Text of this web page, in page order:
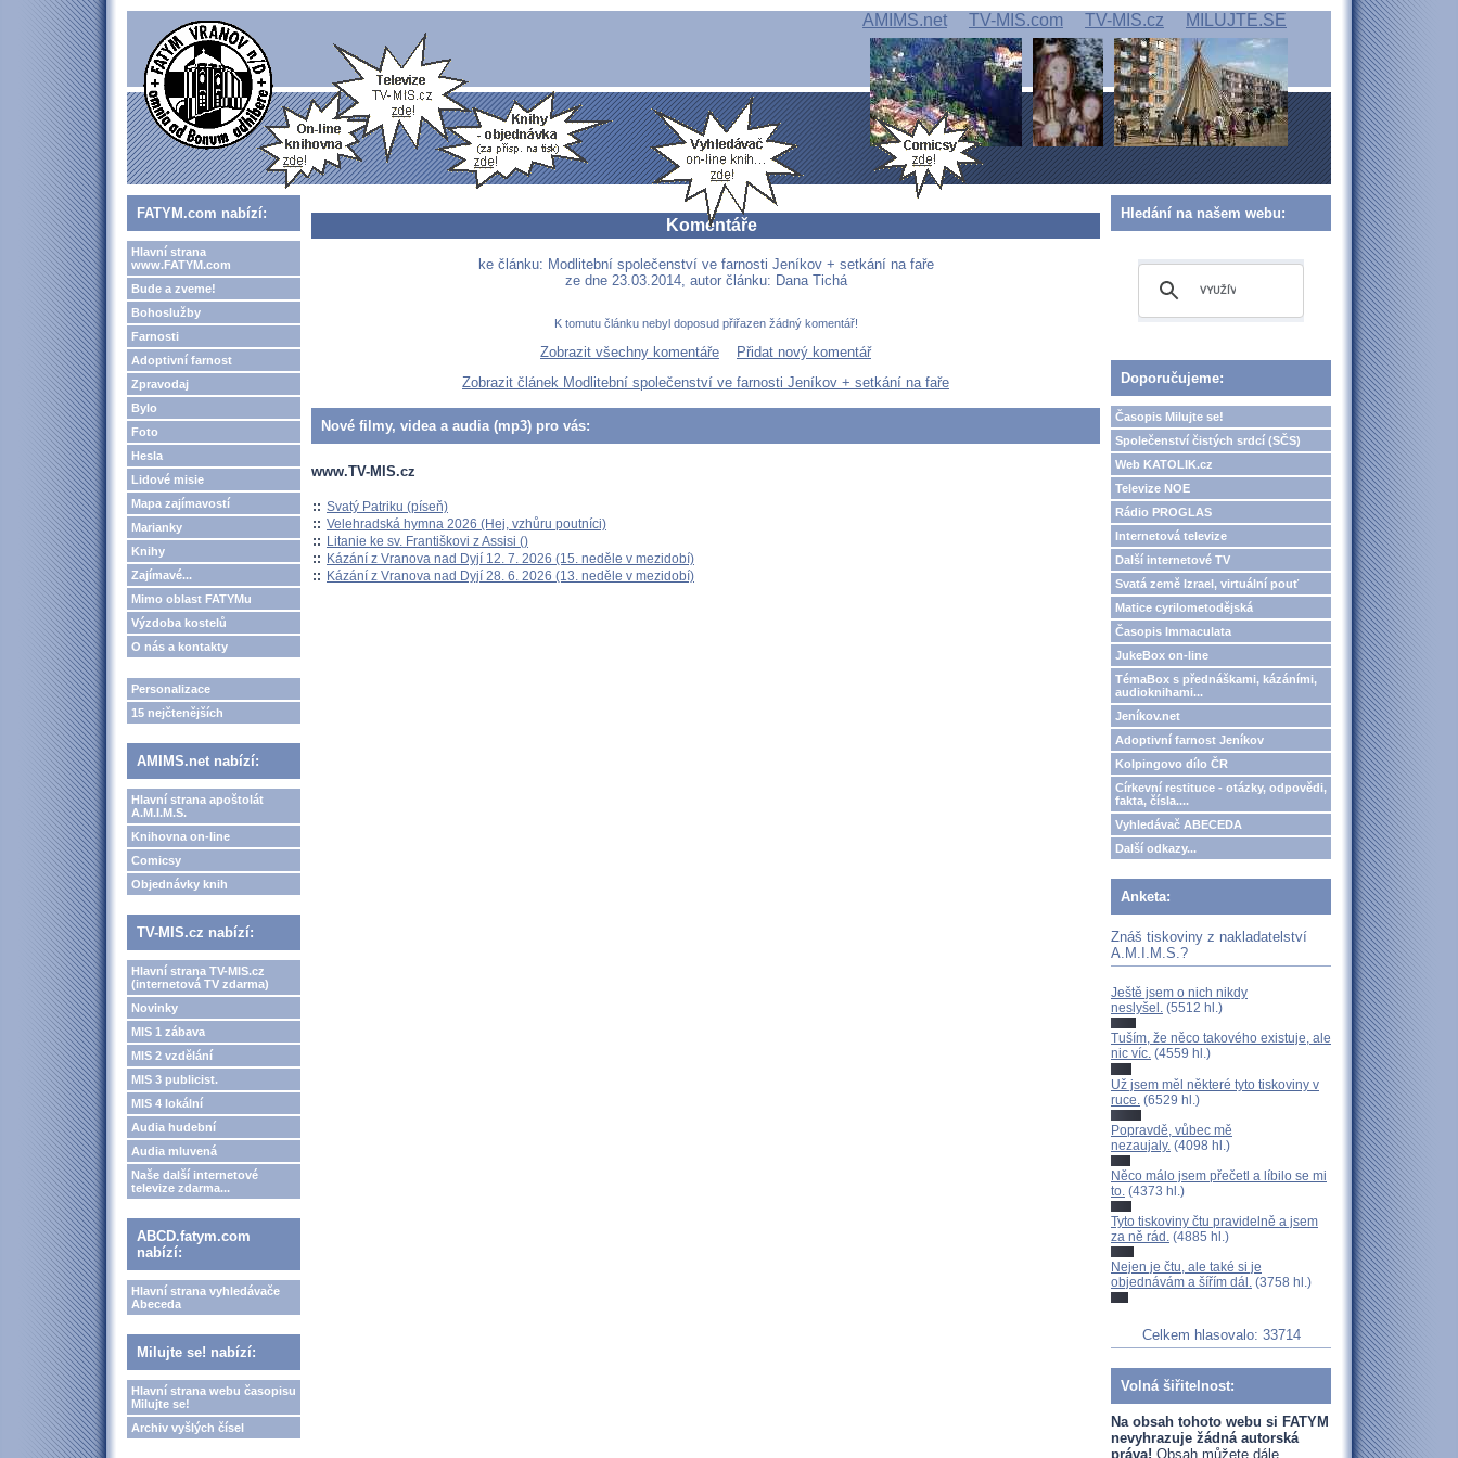
AMIMS.net TV-MIS.com TV-MIS.cz MILUJTE.SE
FATYM.com nabízí:
Hlavní strana
www.FATYM.com
Bude a zveme!
Bohoslužby
Farnosti
Adoptivní farnost
Zpravodaj
Bylo
Foto
Hesla
Lidové misie
Mapa zajímavostí
Marianky
Knihy
Zajímavé...
Mimo oblast FATYMu
Výzdoba kostelů
O nás a kontakty
Personalizace
15 nejčtenějších
AMIMS.net nabízí:
Hlavní strana apoštolát
A.M.I.M.S.
Knihovna on-line
Comicsy
Objednávky knih
TV-MIS.cz nabízí:
Hlavní strana TV-MIS.cz
(internetová TV zdarma)
Novinky
MIS 1 zábava
MIS 2 vzdělání
MIS 3 publicist.
MIS 4 lokální
Audia hudební
Audia mluvená
Naše další internetové
televize zdarma...
ABCD.fatym.com
nabízí:
Hlavní strana vyhledávače
Abeceda
Milujte se! nabízí:
Hlavní strana webu časopisu
Milujte se!
Archiv vyšlých čísel
Komentáře
ke článku: Modlitební společenství ve farnosti Jeníkov + setkání na faře
ze dne 23.03.2014, autor článku: Dana Tichá
K tomutu článku nebyl doposud přiřazen žádný komentář!
Zobrazit všechny komentáře
Přidat nový komentář
Zobrazit článek Modlitební společenství ve farnosti Jeníkov + setkání na faře
Nové filmy, videa a audia (mp3) pro vás:
www.TV-MIS.cz
:: Svatý Patriku (píseň)
:: Velehradská hymna 2026 (Hej, vzhůru poutníci)
:: Litanie ke sv. Františkovi z Assisi ()
:: Kázání z Vranova nad Dyjí 12. 7. 2026 (15. neděle v mezidobí)
:: Kázání z Vranova nad Dyjí 28. 6. 2026 (13. neděle v mezidobí)
Hledání na našem webu:
Doporučujeme:
Časopis Milujte se!
Společenství čistých srdcí (SČS)
Web KATOLIK.cz
Televize NOE
Rádio PROGLAS
Internetová televize
Další internetové TV
Svatá země Izrael, virtuální pouť
Matice cyrilometodějská
Časopis Immaculata
JukeBox on-line
TémaBox s přednáškami, kázáními,
audioknihami...
Jeníkov.net
Adoptivní farnost Jeníkov
Kolpingovo dílo ČR
Církevní restituce - otázky, odpovědi,
fakta, čísla....
Vyhledávač ABECEDA
Další odkazy...
Anketa:
Znáš tiskoviny z nakladatelství
A.M.I.M.S.?
Ještě jsem o nich nikdy
neslyšel. (5512 hl.)
Tuším, že něco takového existuje, ale
nic víc. (4559 hl.)
Už jsem měl některé tyto tiskoviny v
ruce. (6529 hl.)
Popravdě, vůbec mě
nezaujaly. (4098 hl.)
Něco málo jsem přečetl a líbilo se mi
to. (4373 hl.)
Tyto tiskoviny čtu pravidelně a jsem
za ně rád. (4885 hl.)
Nejen je čtu, ale také si je
objednávám a šířím dál. (3758 hl.)
Celkem hlasovalo: 33714
Volná šiřitelnost:
Na obsah tohoto webu si FATYM
nevyhrazuje žádná autorská
práva! Obsah můžete dále